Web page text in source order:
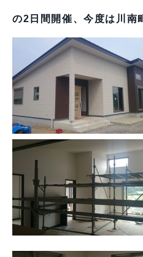
の2日間開催、今度は川南